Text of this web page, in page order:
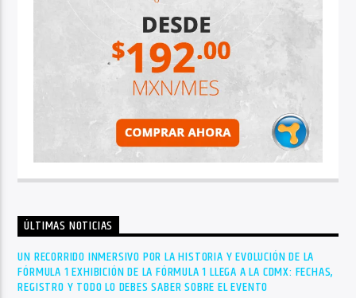
ÚLTIMAS NOTICIAS
UN RECORRIDO INMERSIVO POR LA HISTORIA Y EVOLUCIÓN DE LA
FÓRMULA 1 EXHIBICIÓN DE LA FÓRMULA 1 LLEGA A LA CDMX: FECHAS,
REGISTRO Y TODO LO DEBES SABER SOBRE EL EVENTO